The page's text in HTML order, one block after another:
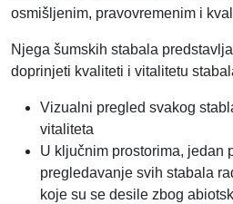
osmišljenim, pravovremenim i
Njega šumskih stabala
doprinjeti kvaliteti i vitalitetu
Vizualni pregled svakog
vitaliteta
U ključnim prostorima, jedan
pregledavanje svih stabala
koje su se desile zbog